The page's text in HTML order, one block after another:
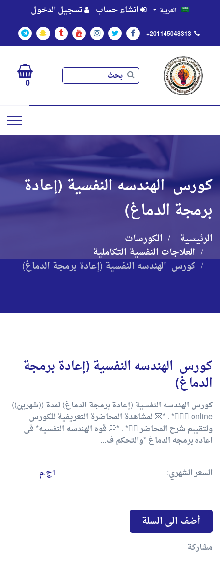
العربية انشاء حساب تسجيل الدخول
+201145048313
بحث 0
كورس الهندسه النفسية (إعادة
برمجة الدماغ)
الرئيسية
الكورسات
العلاجات النفسية التكاملية
كورس الهندسه النفسية (إعادة برمجة الدماغ)
كورس الهندسه النفسية (إعادة برمجة
الدماغ)
كورس الهندسه النفسية (إعادة برمجة الدماغ) لمدة ((شهرين))
online 💆🏻‍♀️* . *💌 لمشاهدة المحاضرة التعريفية للكورس
ولتقييم شرح المحاضر 👇🏻* . *💭 قوه الهندسه النفسيه* فى
اعاده برمجه الدماغ *والتحكم ف...
السعر الشهري: 1ج.م
أضف الى السلة
مشاركة